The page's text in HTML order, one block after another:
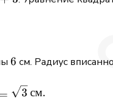
6
6 см. Радиус
=
= 3 см.